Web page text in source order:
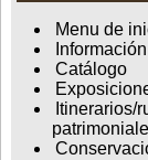
Menu de
Catálogo
Itinerarios/